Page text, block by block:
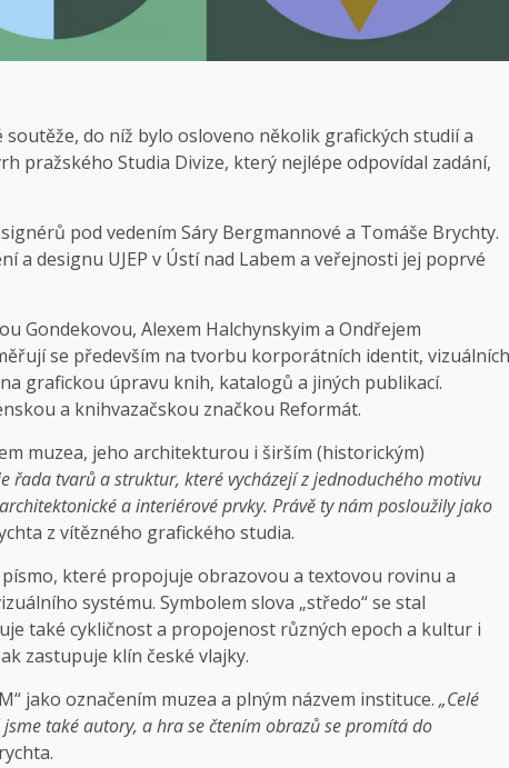
do níž bylo osloveno několik grafických studií a
pražského Studia Divize, který nejlépe odpovídal zadání,
pod vedením Sáry Bergmannové a Tomáše Brychty.
a designu UJEP v Ústí nad Labem a veřejnosti jej poprvé
Gondekovou, Alexem Halchynskyim a Ondřejem
se především na tvorbu korporátních identit, vizuálních
grafickou úpravu knih, katalogů a jiných publikací.
a knihvazačskou značkou Reformát.
muzea, jeho architekturou i širším (historickým)
řada tvarů a struktur, které vycházejí z jednoduchého motivu
a interiérové prvky. Právě ty nám posloužily jako
z vítězného grafického studia.
které propojuje obrazovou a textovou rovinu a
systému. Symbolem slova „středo“ se stal
také cykličnost a propojenost různých epoch a kultur i
zastupuje klín české vlajky.
jako označením muzea a plným názvem instituce. „Celé
také autory, a hra se čtením obrazů se promítá do